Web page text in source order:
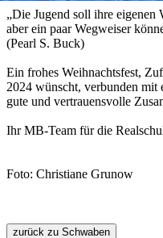
„Die Jugend soll ihre eigenen
aber ein paar Wegweiser
(Pearl S. Buck)
Ein frohes Weihnachtsfest,
2024 wünscht, verbunden mit
gute und vertrauensvolle
Ihr MB-Team für die
Foto: Christiane Grunow
zurück zu Schwaben